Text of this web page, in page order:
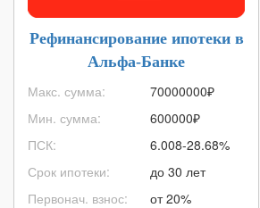
Рефинансирование ипотеки в
Альфа-Банке
Макс. сумма:
Мин. сумма:
ПСК:
Срок ипотеки:
Первонач. взнос:
70000000₽
600000₽
6.008-28.68%
до 30 лет
от 20%